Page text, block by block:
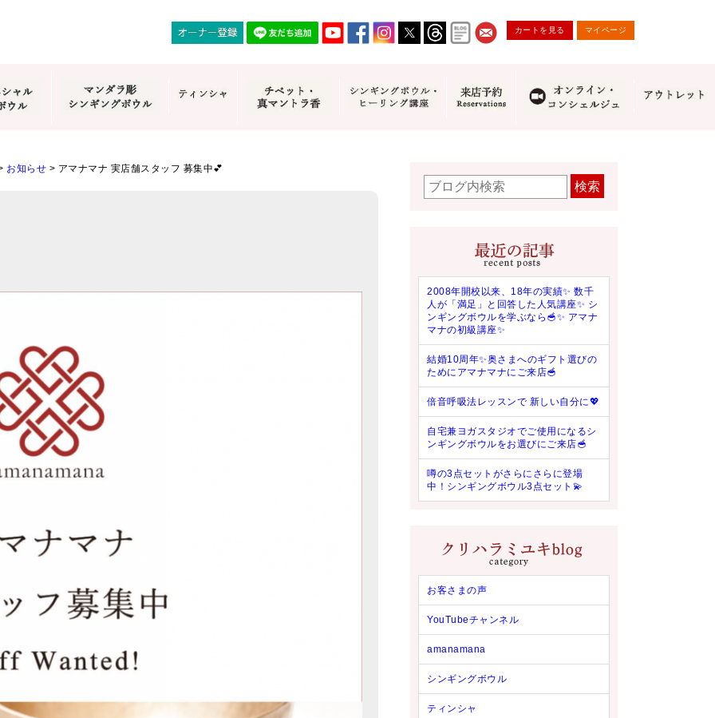
カートを見る マイページ
お知らせ > アマナマナ 実店舗スタッフ 募集中💕
検索
2008年開校以来、18年の実績✨ 数千
人が「満足」と回答した人気講座✨ シ
ンギングボウルを学ぶなら🥣✨ アマナ
マナの初級講座✨
結婚10周年✨奥さまへのギフト選びの
ためにアマナマナにご来店🥣
倍音呼吸法レッスンで 新しい自分に💖
自宅兼ヨガスタジオでご使用になるシ
ンギングボウルをお選びにご来店🥣
噂の3点セットがさらにさらに登場
中！シンギングボウル3点セット💫
お客さまの声
YouTubeチャンネル
amanamana
シンギングボウル
ティンシャ